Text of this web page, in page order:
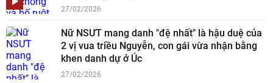
27/02/2026
Nữ NSƯT mang danh "đệ nhất" là hậu duệ của
2 vị vua triều Nguyễn, con gái vừa nhận bằng
khen danh dự ở Úc
27/02/2026